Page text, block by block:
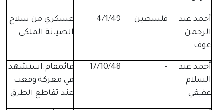
أحمد عبد
الرحمن
عوف
فلسطين 4/1/49
عسكري من سلاح
الصيانة الملكي
أحمد عبد
السلام
عفيفي
-
17/10/48
قائمقام.استشهد
في معركة وقعت
عند تقاطع الطرق